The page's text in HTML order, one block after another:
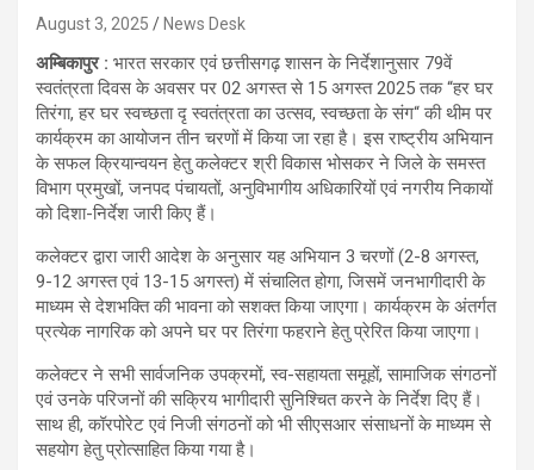
August 3, 2025 News Desk
अम्बिकापुर : भारत सरकार एवं छत्तीसगढ़ शासन के निर्देशानुसार 79वें
स्वतंत्रता दिवस के अवसर पर 02 अगस्त से 15 अगस्त 2025 तक “हर घर
तिरंगा, हर घर स्वच्छता दृ स्वतंत्रता का उत्सव, स्वच्छता के संग“ की थीम पर
कार्यक्रम का आयोजन तीन चरणों में किया जा रहा है। इस राष्ट्रीय अभियान
के सफल क्रियान्वयन हेतु कलेक्टर श्री विकास भोसकर ने जिले के समस्त
विभाग प्रमुखों, जनपद पंचायतों, अनुविभागीय अधिकारियों एवं नगरीय निकायों
को दिशा-निर्देश जारी किए हैं।
कलेक्टर द्वारा जारी आदेश के अनुसार यह अभियान 3 चरणों (2-8 अगस्त,
9-12 अगस्त एवं 13-15 अगस्त) में संचालित होगा, जिसमें जनभागीदारी के
माध्यम से देशभक्ति की भावना को सशक्त किया जाएगा। कार्यक्रम के अंतर्गत
प्रत्येक नागरिक को अपने घर पर तिरंगा फहराने हेतु प्रेरित किया जाएगा।
कलेक्टर ने सभी सार्वजनिक उपक्रमों, स्व-सहायता समूहों, सामाजिक संगठनों
एवं उनके परिजनों की सक्रिय भागीदारी सुनिश्चित करने के निर्देश दिए हैं।
साथ ही, कॉरपोरेट एवं निजी संगठनों को भी सीएसआर संसाधनों के माध्यम से
सहयोग हेतु प्रोत्साहित किया गया है।